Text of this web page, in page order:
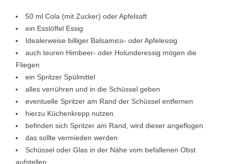
50 ml Cola (mit Zucker) oder Apfelsaft
ein Esslöffel Essig
Idealerweise billiger Balsamico- oder Apfelessig
auch teuren Himbeer- oder Holunderessig mögen die
Fliegen
ein Spritzer Spülmittel
alles verrühren und in die Schüssel geben
eventuelle Spritzer am Rand der Schüssel entfernen
hierzu Küchenkrepp nutzen
befinden sich Spritzer am Rand, wird dieser angeflogen
das sollte vermieden werden
Schüssel oder Glas in der Nähe vom befallenen Obst
aufstellen